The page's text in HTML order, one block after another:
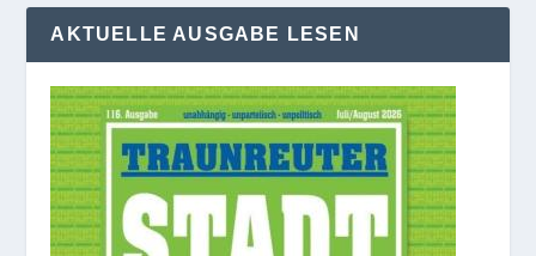
AKTUELLE AUSGABE LESEN